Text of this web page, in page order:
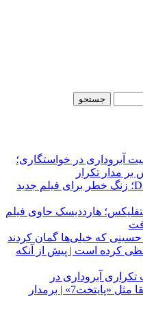
آبروداری در خواستگاری؛
استقبال کم‌رمق از تریلر Digger؛ زنگ خطر برای فیلم جدید
از نتفلیکس؛ هارددیسک حاوی فیلم
که خیلی‌ها گمان کردند
کرده است | پیش از آنکه
آبروداری در
خواستگاری دست گذاشته دقیقا مثل «پایتخت7» | برمدار